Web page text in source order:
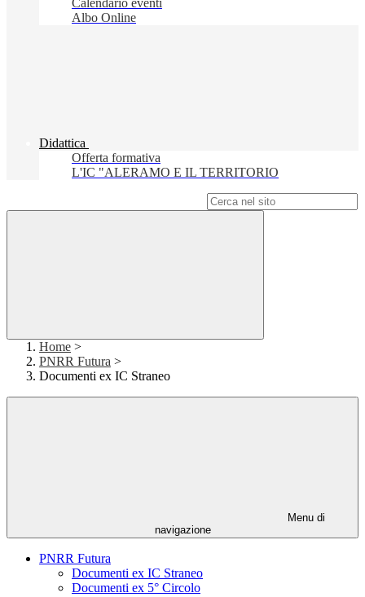
Calendario eventi
Albo Online
Didattica
Offerta formativa
L'IC "ALERAMO E IL TERRITORIO
Home >
PNRR Futura >
Documenti ex IC Straneo
Menu di
navigazione
PNRR Futura
Documenti ex IC Straneo
Documenti ex 5° Circolo